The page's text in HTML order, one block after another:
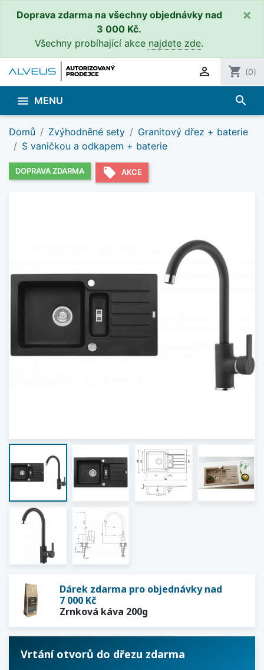
Doprava zdarma na všechny objednávky nad
3 000 Kč.
Všechny probíhající akce najdete zde.
×
 shopping_cart (0)
 MENU search
Domů Zvýhodněné sety
Granitový dřez + baterie
S vaničkou a odkapem + baterie
DOPRAVA ZDARMA local_offer AKCE
Dárek zdarma pro objednávky nad
7 000 Kč
Zrnková káva 200g
Vrtání otvorů do dřezu zdarma